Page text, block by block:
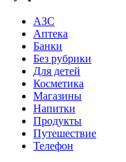
АЗС
Аптека
Банки
Без рубрики
Для детей
Косметика
Магазины
Напитки
Продукты
Путешествие
Телефон